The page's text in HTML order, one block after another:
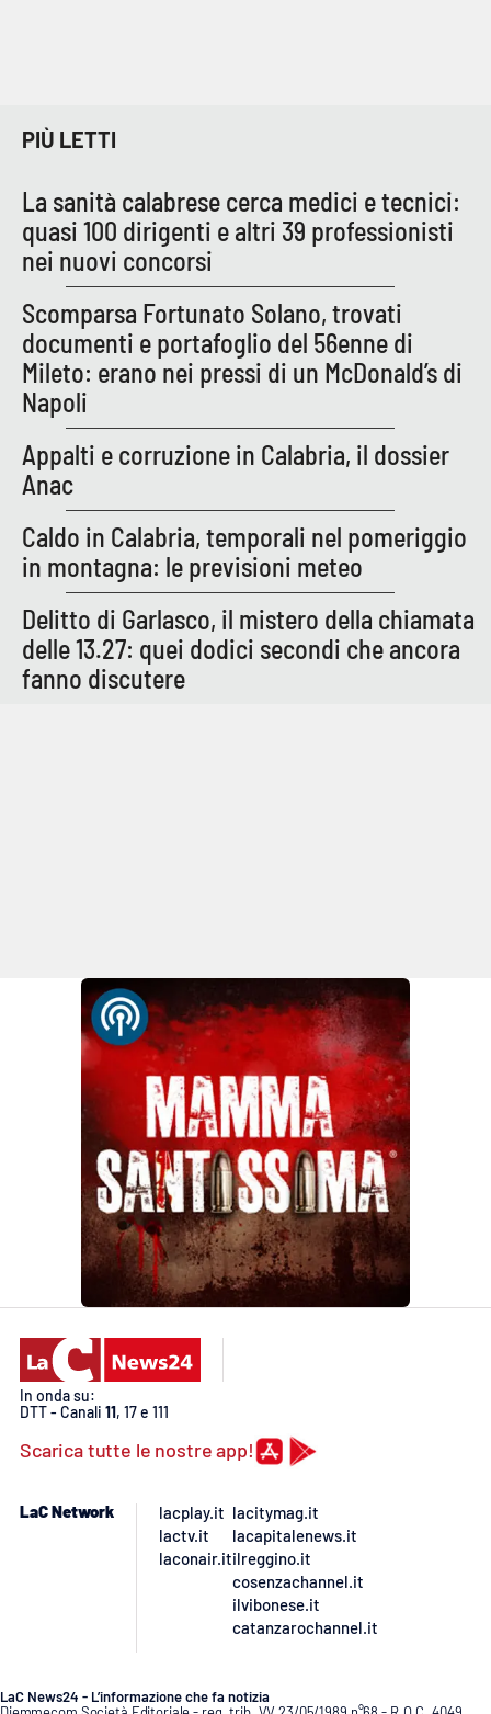
PIÙ LETTI
La sanità calabrese cerca medici e tecnici:
quasi 100 dirigenti e altri 39 professionisti
nei nuovi concorsi
Scomparsa Fortunato Solano, trovati
documenti e portafoglio del 56enne di
Mileto: erano nei pressi di un McDonald’s di
Napoli
Appalti e corruzione in Calabria, il dossier
Anac
Caldo in Calabria, temporali nel pomeriggio
in montagna: le previsioni meteo
Delitto di Garlasco, il mistero della chiamata
delle 13.27: quei dodici secondi che ancora
fanno discutere
In onda su:
DTT - Canali 11, 17 e 111
Scarica tutte le nostre app!
LaC Network
lacplay.it
lactv.it
laconair.it
lacitymag.it
lacapitalenews.it
ilreggino.it
cosenzachannel.it
ilvibonese.it
catanzarochannel.it
LaC News24 - L’informazione che fa notizia